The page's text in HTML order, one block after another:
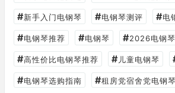
#新手入门电钢琴 #电钢琴测评 #电
#电钢琴推荐 #电钢琴 #2026电钢
#高性价比电钢琴推荐 # 儿童电钢琴
#电钢琴选购指南 #租房党宿舍党电钢